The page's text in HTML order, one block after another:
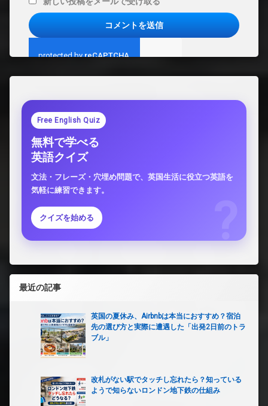
Free English Quiz
無料で学べる
英語クイズ
文法・フレーズ・穴埋め問題で、英国生活に役立つ英語を
気軽に練習できます。
クイズを始める
最近の記事
英国の夏休み、Airbnbは本当におすすめ？宿泊
先の選び方と実際に遭遇した「出発2日前のトラ
ブル」
改札がない駅でタッチし忘れたら？知っている
ようで知らないロンドン地下鉄の仕組み